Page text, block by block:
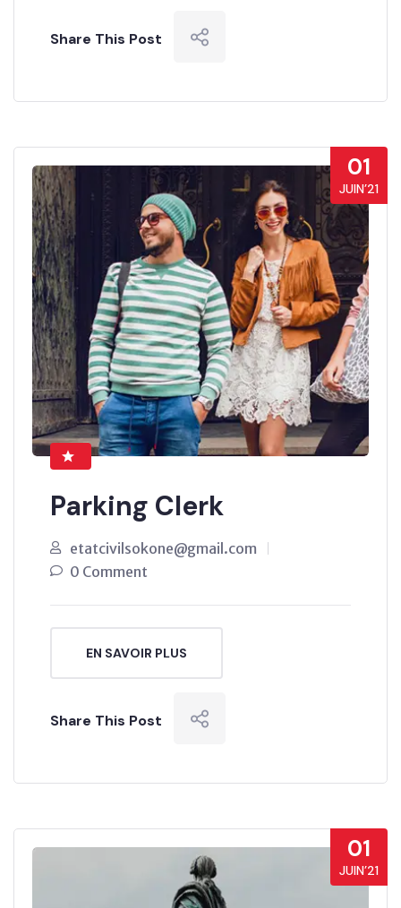
Share This Post
01
JUIN’21
Parking Clerk
etatcivilsokone@gmail.com
0 Comment
EN SAVOIR PLUS
Share This Post
01
JUIN’21